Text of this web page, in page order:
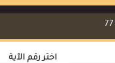
اختر رقم الآية